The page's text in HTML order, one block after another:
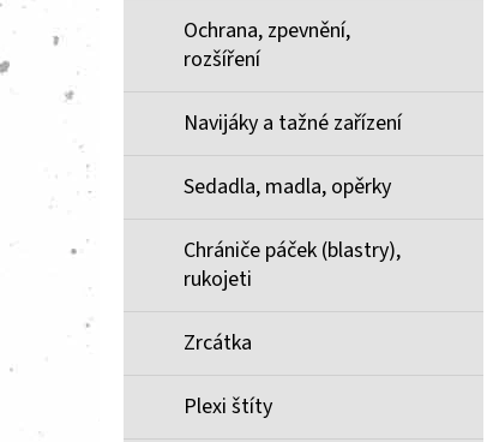
Ochrana, zpevnění,
rozšíření
Navijáky a tažné zařízení
Sedadla, madla, opěrky
Chrániče páček (blastry),
rukojeti
Zrcátka
Plexi štíty